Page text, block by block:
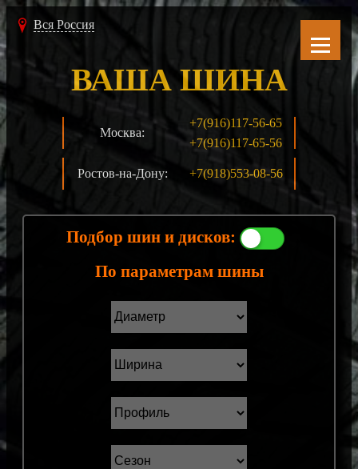
Вся Россия
Москва:
+7(916)117-56-65
+7(916)117-65-56
Ростов-на-Дону: +7(918)553-08-56
ВАША ШИНА
Подбор шин и дисков:
По параметрам шины